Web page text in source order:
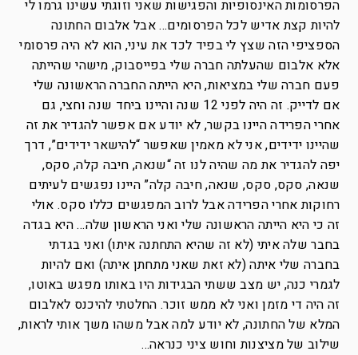
הפרסומות האינסופיות והפגישות שאני וזוגתי עשינו גרמו לי
להיות קצת אדיש לכל הפרסומים… אבל אלבום החתונה
הספציפי הזה שצץ לי בפיד לכד את עיני, הוא לא היה פרסומי
אלא אלבום שהעלתה חברה שלי בפייסבוק, מישהי שהייתה
פעם חברה שלי במציאות, היא הייתה החברה הראשונה שלי
אם לדייק. זה היה לפני 12 שנה והיינו ביחד שנה וחצי, גם
אחרי הפרידה היינו בקשר, לא יודע אם אפשר להגדיר את זה
שהיינו ידידים, אני לא מאמין שאפשר “להישאר ידידים”, דרך
יפה להגדיר את מה שהיה לנו זה “שנאה, חיבה קלה, סקס,
שנאה, סקס, סקס, שנאה, חיבה קלה” היינו נפגשים לעיתים
רחוקות אחרי הפרידה אבל לרוב המפגשים כללו סקס. אולי
זה כי היא הייתה הראשונה שלי ואני הראשון שלה… היא בגדה
בחבר שלה איתי (לא זה שהיא התחתנה איתו) ואני בגדתי
בחברה שלי איתה (לא זאת שאני מתחתן איתה) ואם להיות
לגמרי כנה, יש מצב ששתי הבגידות היו באותו מפגש באוטו,
זה היה די מזמן ואני לא ממש זוכר. החלטתי להיכנס לאלבום
המלא של החתונה, לא יודע למה אבל משהו משך אותי לראות,
שילוב של מציצנות וחוש ציני כנראה…